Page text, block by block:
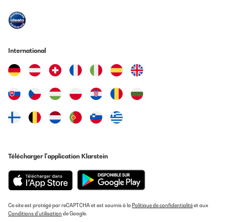
International
Télécharger l'application Klarstein
Ce site est protégé par reCAPTCHA et est soumis à la Politique de confidentialitéet aux
Conditions d'utilisation de Google.